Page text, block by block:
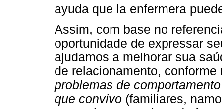
ayuda que la enfermera
Assim, com base no
oportunidade de expressar
ajudamos a melhorar sua
de relacionamento,
problemas de
que convivo (familiares,